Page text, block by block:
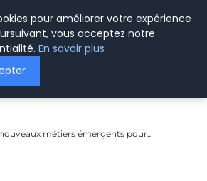
métiers émergents pour…
pour améliorer votre expérience
vous acceptez notre
En savoir plus